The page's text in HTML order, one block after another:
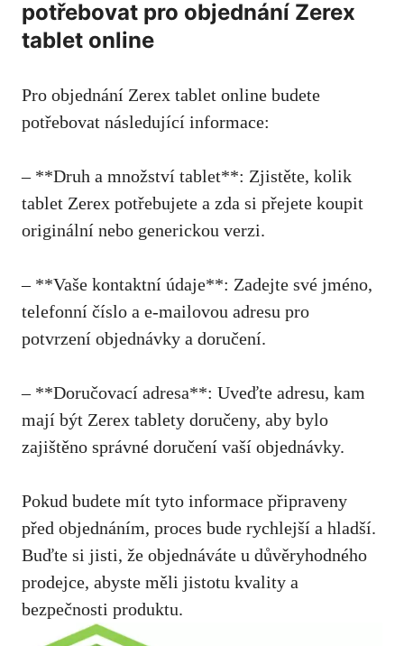
potřebovat pro objednání Zerex
tablet online
Pro objednání Zerex tablet online budete
potřebovat následující informace:
– **Druh a množství tablet**: Zjistěte, kolik
tablet Zerex potřebujete a zda si přejete koupit
originální nebo generickou verzi.
– **Vaše kontaktní údaje**: Zadejte své jméno,
telefonní číslo a e-mailovou adresu pro
potvrzení objednávky a doručení.
– **Doručovací adresa**: Uveďte adresu, kam
mají být Zerex tablety doručeny, aby bylo
zajištěno správné doručení vaší objednávky.
Pokud budete mít tyto informace připraveny
před objednáním, proces bude rychlejší a hladší.
Buďte si jisti, že objednáváte u důvěryhodného
prodejce, abyste měli jistotu kvality a
bezpečnosti produktu.